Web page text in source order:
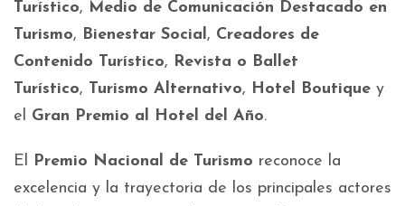
Turístico, Medio de Comunicación Destacado en
Turismo, Bienestar Social, Creadores de
Contenido Turístico, Revista o Ballet
Turístico, Turismo Alternativo, Hotel Boutique y
el Gran Premio al Hotel del Año.
El Premio Nacional de Turismo reconoce la
excelencia y la trayectoria de los principales actores